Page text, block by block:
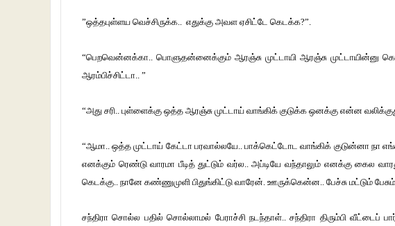
”ஒத்தபுள்ளய வெச்சிருக்க.. எதுக்கு அவள ஏசிட்டே கெடக்க?”.
“பெறவென்னக்கா.. பொளுதன்னைக்கும் ஆரஞ்சு முட்டாயி ஆரஞ்சு
ஆரம்பிச்சிட்டா.. ”
“அது சரி.. புள்ளைக்கு ஒத்த ஆரஞ்சு முட்டாய் வாங்கிக் குடுக்க ஒனக்கு என்ன
“ஆமா.. ஒத்த முட்டாய் கேட்டா பரவால்லயே.. பாக்கெட்டோட வாங்கிக் குடுன்னா
எனக்கும் ரெண்டு வாரமா பீடித் துட்டும் வர்ல.. அப்டியே வந்தாலும் எனக்கு கைல
கெடக்கு.. நானே கண்ணுமுளி பிதுங்கிட்டு வாரேன். ஊருக்கென்ன.. பேச்சு மட்டும்
சந்திரா சொல்ல பதில் சொல்லாமல் பேராச்சி நடந்தாள்.. சந்திரா திரும்பி வீட்டைப்